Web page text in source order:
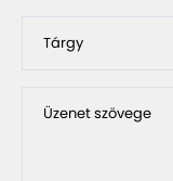
Tárgy
Üzenet szövege